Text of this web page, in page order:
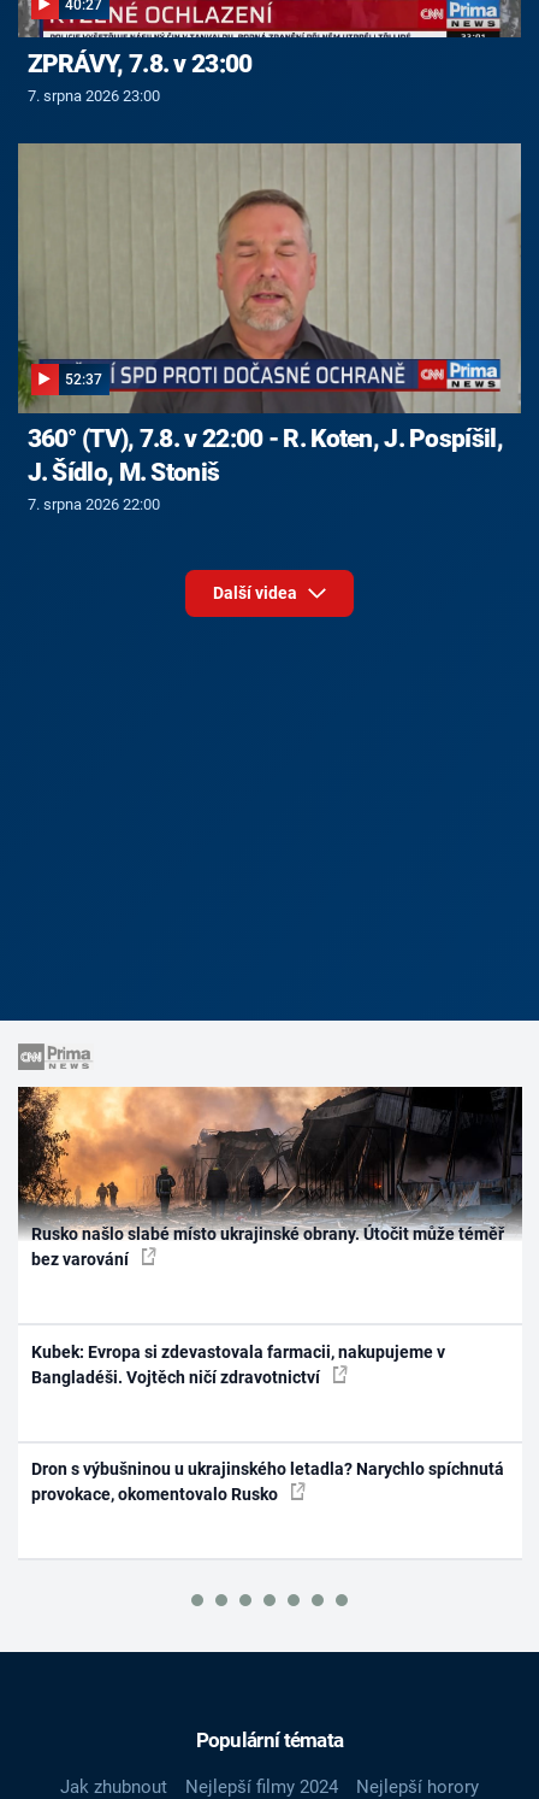
40:27
ZPRÁVY, 7.8. v 23:00
7. srpna 2026 23:00
52:37
360° (TV), 7.8. v 22:00 - R. Koten, J. Pospíšil,
J. Šídlo, M. Stoniš
7. srpna 2026 22:00
Další videa
Rusko našlo slabé místo ukrajinské obrany. Útočit může téměř
bez varování
Kubek: Evropa si zdevastovala farmacii, nakupujeme v
Bangladéši. Vojtěch ničí zdravotnictví
Dron s výbušninou u ukrajinského letadla? Narychlo spíchnutá
provokace, okomentovalo Rusko
Populární témata
Jak zhubnout Nejlepší filmy 2024
Nejlepší horory